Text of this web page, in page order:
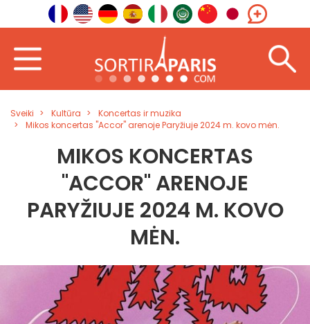
Sveiki Kultūra
Koncertas ir muzika
Mikos koncertas "Accor" arenoje Paryžiuje 2024 m. kovo mėn.
MIKOS KONCERTAS
"ACCOR" ARENOJE
PARYŽIUJE 2024 M. KOVO
MĖN.